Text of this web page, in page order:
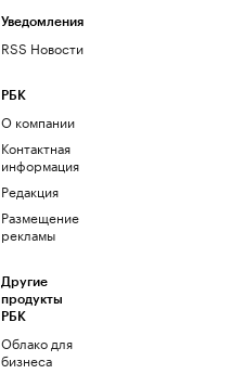
Уведомления
RSS Новости
РБК
О компании
Контактная
информация
Редакция
Размещение
рекламы
Другие
продукты
РБК
Облако для
бизнеса